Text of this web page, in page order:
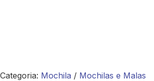
Categoria: Mochila / Mochilas e Malas